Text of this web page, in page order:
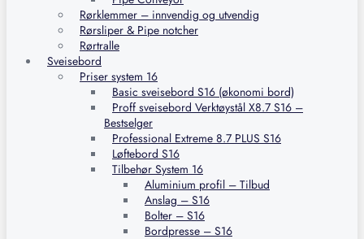
Rørklemmer – innvendig og utvendig
Rørsliper & Pipe notcher
Rørtralle
Sveisebord
Priser system 16
Basic sveisebord S16 (økonomi bord)
Proff sveisebord Verktøystål X8.7 S16 –
Bestselger
Professional Extreme 8.7 PLUS S16
Løftebord S16
Tilbehør System 16
Aluminium profil – Tilbud
Anslag – S16
Bolter – S16
Bordpresse – S16